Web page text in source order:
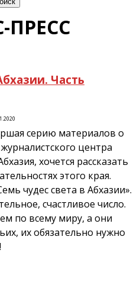
ПРЕСС
Часть
серию материалов о
центра
хочется рассказать
этого края.
чудес света в Абхазии».
счастливое число.
по всему миру, а они
их обязательно нужно